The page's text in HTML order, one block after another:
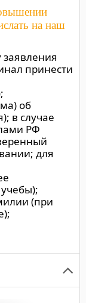
на наш
принести
об
в случае
РФ
для
(при